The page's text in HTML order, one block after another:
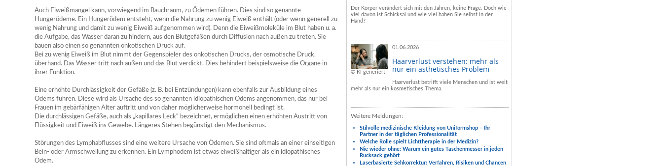
Auch Eiweißmangel kann, vorwiegend im Bauchraum, zu Ödemen führen. Dies sind so genannte
Hungerödeme. Ein Hungerödem entsteht, wenn die Nahrung zu wenig Eiweiß enthält (oder wenn generell zu
wenig Nahrung und damit zu wenig Eiweiß aufgenommen wird). Denn die Eiweißmoleküle im Blut haben u. a.
die Aufgabe, das Wasser daran zu hindern, aus den Blutgefäßen durch Diffusion nach außen zu treten. Sie
bauen also einen so genannten onkotischen Druck auf.
Bei zu wenig Eiweiß im Blut nimmt der Gegenspieler des onkotischen Drucks, der osmotische Druck,
überhand. Das Wasser tritt nach außen und das Blut verdickt. Dies behindert beispielsweise die Organe in
ihrer Funktion.
Eine erhöhte Durchlässigkeit der Gefäße (z. B. bei Entzündungen) kann ebenfalls zur Ausbildung eines
Ödems führen. Diese wird als Ursache des so genannten idiopathischen Ödems angenommen, das nur bei
Frauen im gebärfähigen Alter auftritt und von daher möglicherweise hormonell bedingt ist.
Die durchlässigen Gefäße, auch als „kapillares Leck“ bezeichnet, ermöglichen einen erhöhten Austritt von
Flüssigkeit und Eiweiß ins Gewebe. Längeres Stehen begünstigt den Mechanismus.
Störungen des Lymphabflusses sind eine weitere Ursache von Ödemen. Sie sind oftmals an einer einseitigen
Bein- oder Armschwellung zu erkennen. Ein Lymphödem ist etwas eiweißhaltiger als ein idiopathisches
Ödem.
Der Körper verändert sich mit den Jahren, keine Frage. Doch wie
viel davon ist Schicksal und wie viel haben Sie selbst in der
Hand?
© KI generiert
01.06.2026
Haarverlust verstehen: mehr als
nur ein ästhetisches Problem
Haarverlust betrifft viele Menschen und ist weit
mehr als nur ein kosmetisches Thema.
Weitere Meldungen:
Stilvolle medizinische Kleidung von Uniformshop – Ihr
Partner in der täglichen Professionalität
Welche Rolle spielt Lichttherapie in der Medizin?
Nie wieder ohne: Warum ein gutes Taschenmesser in jeden
Rucksack gehört
Laserbasierte Sehkorrektur: Verfahren, Risiken und Chancen